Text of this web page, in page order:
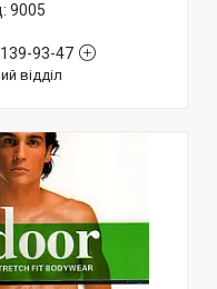
9005
93-47
відділ